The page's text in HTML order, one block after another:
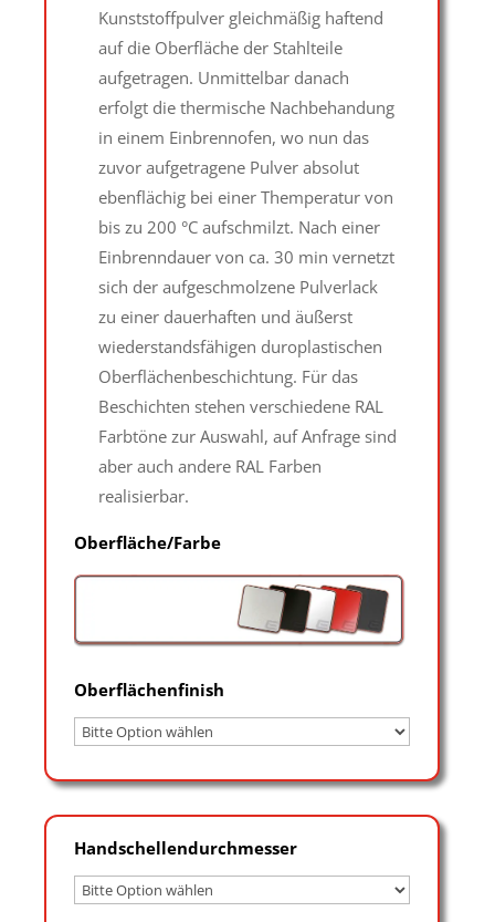
Kunststoffpulver gleichmäßig haftend
auf die Oberfläche der Stahlteile
aufgetragen. Unmittelbar danach
erfolgt die thermische Nachbehandung
in einem Einbrennofen, wo nun das
zuvor aufgetragene Pulver absolut
ebenflächig bei einer Themperatur von
bis zu 200 °C aufschmilzt. Nach einer
Einbrenndauer von ca. 30 min vernetzt
sich der aufgeschmolzene Pulverlack
zu einer dauerhaften und äußerst
wiederstandsfähigen duroplastischen
Oberflächenbeschichtung. Für das
Beschichten stehen verschiedene RAL
Farbtöne zur Auswahl, auf Anfrage sind
aber auch andere RAL Farben
realisierbar.
Oberfläche/Farbe
Oberflächenfinish
Handschellendurchmesser